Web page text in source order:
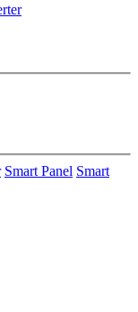
Smart Panel Smart